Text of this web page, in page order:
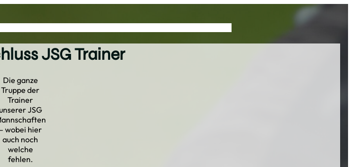
JSG Trainer
Die ganze
Truppe der
Trainer
JSG
– wobei hier
auch noch
welche
fehlen.